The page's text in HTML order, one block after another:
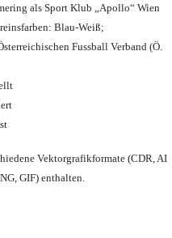
als Sport Klub „Apollo“ Wien
Blau-Weiß;
Fussball Verband (Ö.
Vektorgrafikformate (CDR, AI
GIF) enthalten.